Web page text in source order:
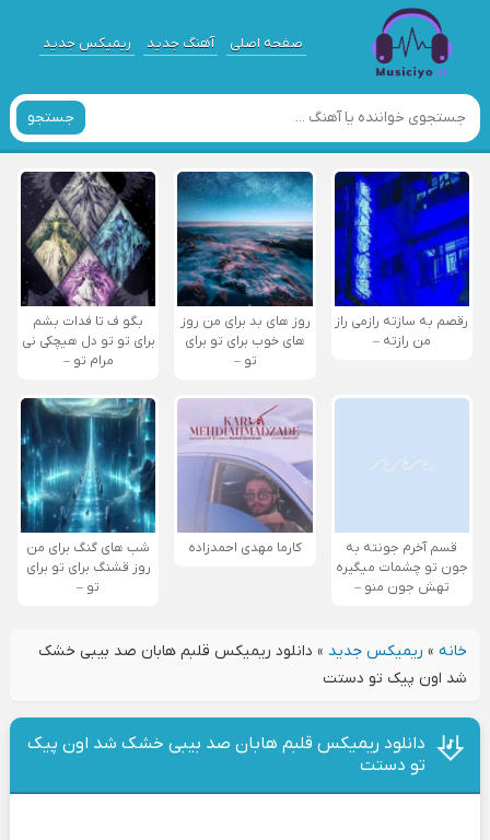
صفحه اصلی آهنگ جدید ریمیکس جدید
جستجو
رقصم به سازته رازمی راز
من رازته –
روز های بد برای من روز
های خوب برای تو برای
تو –
بگو ف تا فدات بشم
برای تو تو دل هیچکی نی
مرام تو –
قسم آخرم جونته به
جون تو چشمات میگیره
تهش جون منو –
کارما مهدی احمدزاده
شب های گنگ برای من
روز قشنگ برای تو برای
تو –
خانه» ریمیکس جدید » دانلود ریمیکس قلبم هابان صد بیبی خشک
شد اون پیک تو دستت
دانلود ریمیکس قلبم هابان صد بیبی خشک شد اون پیک
تو دستت